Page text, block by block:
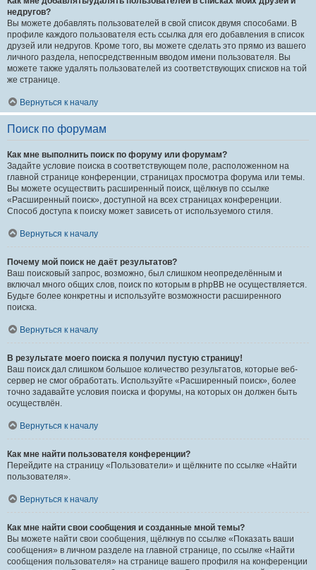
недругов?
Вы можете добавлять пользователей в свой список двумя способами. В
профиле каждого пользователя есть ссылка для его добавления в список
друзей или недругов. Кроме того, вы можете сделать это прямо из вашего
личного раздела, непосредственным вводом имени пользователя. Вы
можете также удалять пользователей из соответствующих списков на той
же странице.
Вернуться к началу
Поиск по форумам
Как мне выполнить поиск по форуму или форумам?
Задайте условие поиска в соответствующем поле, расположенном на
главной странице конференции, страницах просмотра форума или темы.
Вы можете осуществить расширенный поиск, щёлкнув по ссылке
«Расширенный поиск», доступной на всех страницах конференции.
Способ доступа к поиску может зависеть от используемого стиля.
Вернуться к началу
Почему мой поиск не даёт результатов?
Ваш поисковый запрос, возможно, был слишком неопределённым и
включал много общих слов, поиск по которым в phpBB не осуществляется.
Будьте более конкретны и используйте возможности расширенного
поиска.
Вернуться к началу
В результате моего поиска я получил пустую страницу!
Ваш поиск дал слишком большое количество результатов, которые веб-
сервер не смог обработать. Используйте «Расширенный поиск», более
точно задавайте условия поиска и форумы, на которых он должен быть
осуществлён.
Вернуться к началу
Как мне найти пользователя конференции?
Перейдите на страницу «Пользователи» и щёлкните по ссылке «Найти
пользователя».
Вернуться к началу
Как мне найти свои сообщения и созданные мной темы?
Вы можете найти свои сообщения, щёлкнув по ссылке «Показать ваши
сообщения» в личном разделе на главной странице, по ссылке «Найти
сообщения пользователя» на странице вашего профиля на конференции